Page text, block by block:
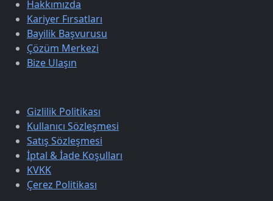
Hakkımızda
Kariyer Fırsatları
Bayilik Başvurusu
Çözüm Merkezi
Bize Ulaşın
Gizlilik Politikası
Kullanıcı Sözleşmesi
Satış Sözleşmesi
İptal & İade Koşulları
KVKK
Çerez Politikası